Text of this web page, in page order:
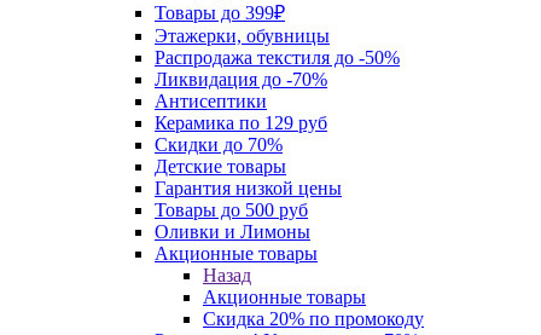
Товары до 399₽
Этажерки, обувницы
Распродажа текстиля до -50%
Ликвидация до -70%
Антисептики
Керамика по 129 руб
Скидки до 70%
Детские товары
Гарантия низкой цены
Товары до 500 руб
Оливки и Лимоны
Акционные товары
Назад
Акционные товары
Скидка 20% по промокоду